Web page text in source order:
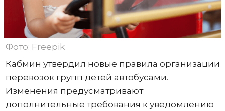
Фото: Freepik
Кабмин утвердил новые правила организации
перевозок групп детей автобусами.
Изменения предусматривают
дополнительные требования к уведомлению